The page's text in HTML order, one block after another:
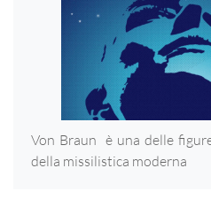
Von Braun è una delle
della missilistica moderna